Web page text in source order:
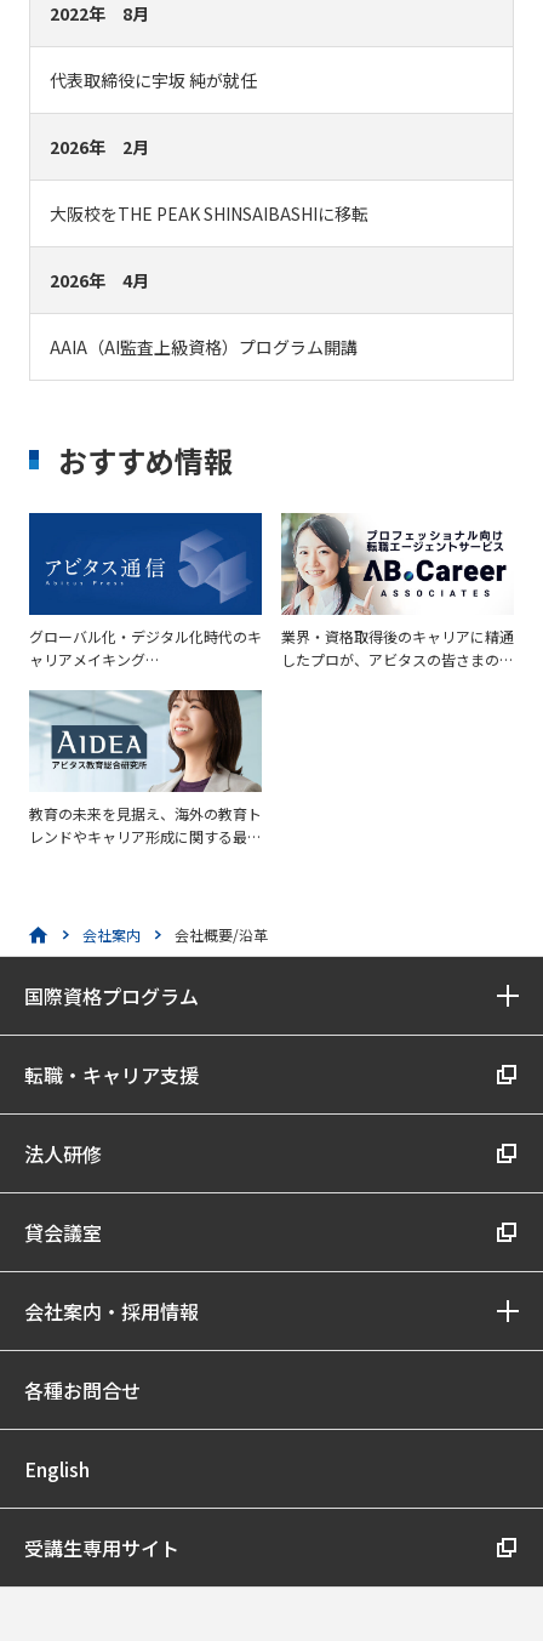
2022年 8月
代表取締役に宇坂 純が就任
2026年 2月
大阪校をTHE PEAK SHINSAIBASHIに移転
2026年 4月
AAIA（AI監査上級資格）プログラム開講
おすすめ情報
グローバル化・デジタル化時代のキ
ャリアメイキング
能性を拓く～
業界・資格取得後のキャリアに精通
したプロが、アビタスの皆さまの転
教育の未来を見据え、海外の教育ト
レンドやキャリア形成に関する最先
会社案内 会社概要/沿革
国際資格プログラム
転職・キャリア支援
法人研修
貸会議室
会社案内・採用情報
各種お問合せ
English
受講生専用サイト